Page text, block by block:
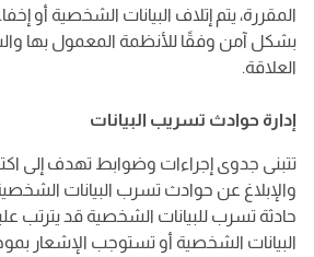
المقررة، يتم إتلاف البيانات الشخصية أو
بشكل آمن وفقًا للأنظمة المعمول بها
العلاقة.
إدارة حوادث تسريب البيانات
تتبنى جدوى إجراءات وضوابط تهدف إلى
والإبلاغ عن حوادث تسرب البيانات
حادثة تسرب للبيانات الشخصية قد يترتب
البيانات الشخصية أو تستوجب الإشعار